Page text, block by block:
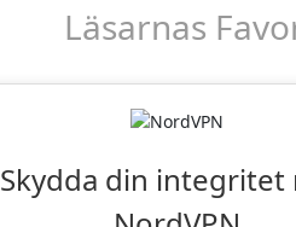
Läsarnas
Skydda din integritet